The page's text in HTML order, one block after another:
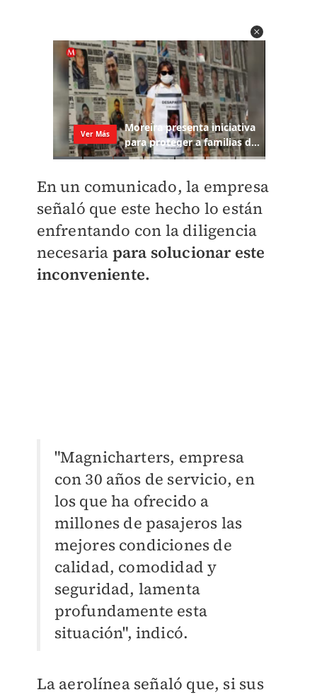
En un comunicado, la empresa
señaló que este hecho lo están
enfrentando con la diligencia
necesaria para solucionar este
inconveniente.
"Magnicharters, empresa
con 30 años de servicio, en
los que ha ofrecido a
millones de pasajeros las
mejores condiciones de
calidad, comodidad y
seguridad, lamenta
profundamente esta
situación", indicó.
La aerolínea señaló que, si sus